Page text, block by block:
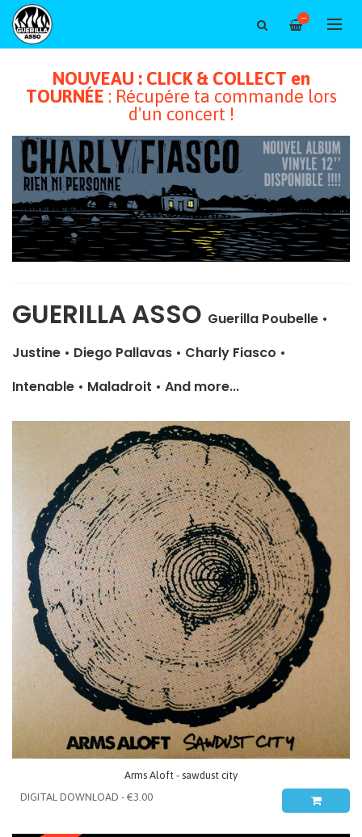
—
NOUVEAU : CLICK & COLLECT en
TOURNÉE : Récupére ta commande lors
d'un concert !
GUERILLA ASSO Guerilla Poubelle •
Justine • Diego Pallavas • Charly Fiasco •
Intenable • Maladroit • And more...
Arms Aloft - sawdust city